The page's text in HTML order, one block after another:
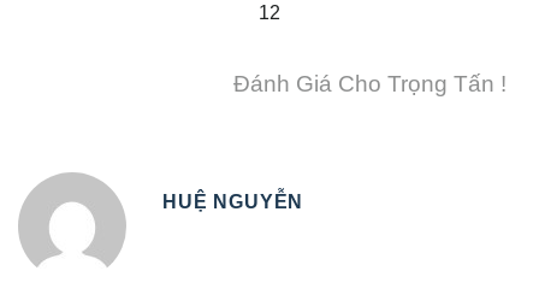
12
Đánh Giá Cho Trọng Tấn !
HUỆ NGUYỄN